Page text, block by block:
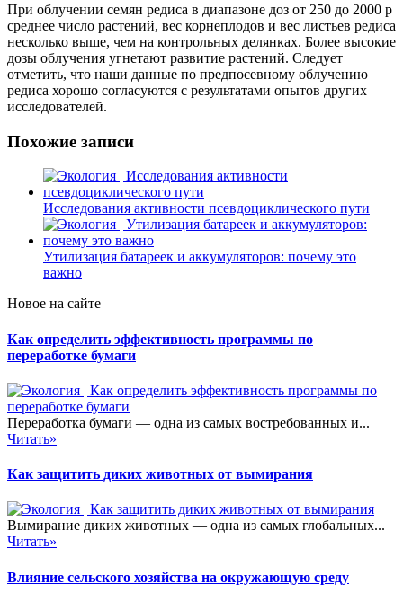
При облучении семян редиса в диапазоне доз от 250 до 2000 р
среднее число растений, вес корнеплодов и вес листьев редиса
несколько выше, чем на контрольных делянках. Более высокие
дозы облучения угнетают развитие растений. Следует
отметить, что наши данные по предпосевному облучению
редиса хорошо согласуются с результатами опытов других
исследователей.
Похожие записи
Исследования активности псевдоциклического пути
Утилизация батареек и аккумуляторов: почему это
важно
Новое на сайте
Как определить эффективность программы по
переработке бумаги
Переработка бумаги — одна из самых востребованных и...
Читать»
Как защитить диких животных от вымирания
Вымирание диких животных — одна из самых глобальных...
Читать»
Влияние сельского хозяйства на окружающую среду